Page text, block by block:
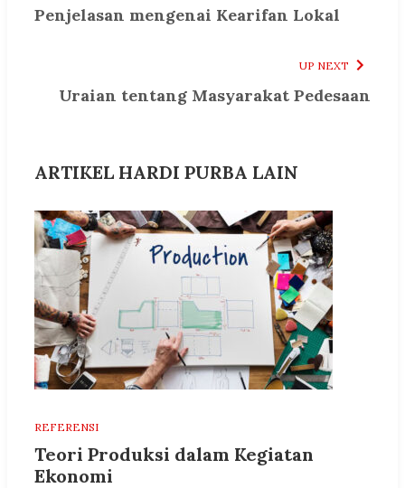
Penjelasan mengenai Kearifan Lokal
UP NEXT
Uraian tentang Masyarakat Pedesaan
ARTIKEL HARDI PURBA LAIN
REFERENSI
Teori Produksi dalam Kegiatan
Ekonomi